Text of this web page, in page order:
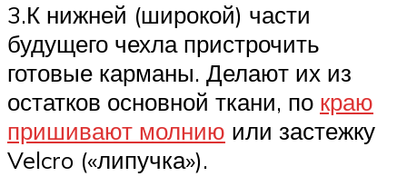
3.К нижней (широкой) части
будущего чехла пристрочить
готовые карманы. Делают их из
остатков основной ткани, по краю
пришивают молнию или застежку
Velcro («липучка»).